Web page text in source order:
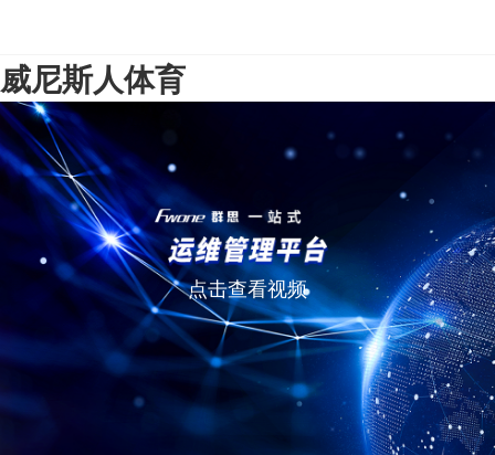
威尼斯人体育
点击查看视频